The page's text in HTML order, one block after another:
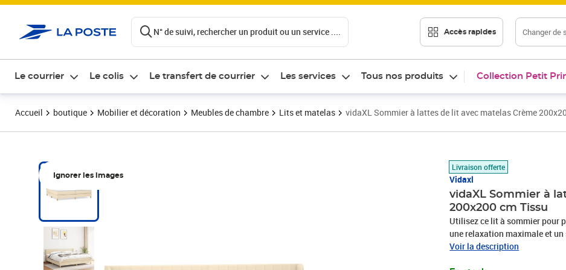
N° de suivi, rechercher un produit ou un service .... Accès rapides Changer de
Le courrier Le colis Le transfert de courrier Les services Tous nos produits Collection Petit
Accueil boutique Mobilier et décoration Meubles de chambre Lits et matelas vidaXL Sommier à lattes de lit avec matelas Crème
Ignorer les images
Livraison offerte
Vidaxl
vidaXL Sommier à
200x200 cm Tissu
Utilisez ce lit à sommier pour
une relaxation maximale et
aspect simple et épuré, et il
Voir la description
Prix 618,89€